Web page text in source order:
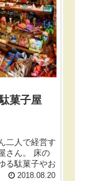
菓子屋
二人で経営す
さん。 床の
る駄菓子やお
2018.08.20